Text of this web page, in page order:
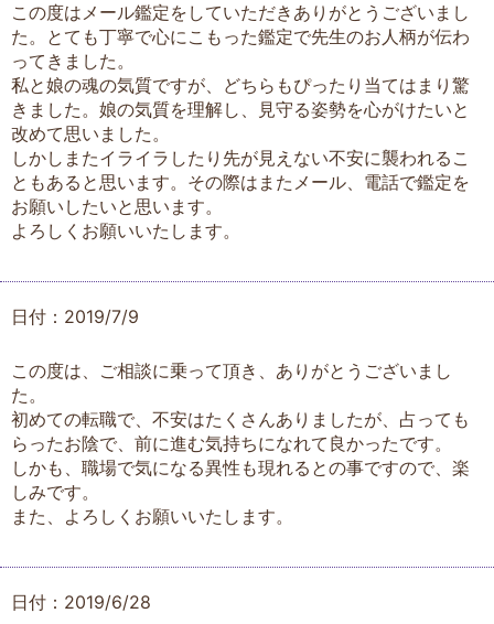
この度はメール鑑定をしていただきありがとうございまし
た。とても丁寧で心にこもった鑑定で先生のお人柄が伝わ
ってきました。
私と娘の魂の気質ですが、どちらもぴったり当てはまり驚
きました。娘の気質を理解し、見守る姿勢を心がけたいと
改めて思いました。
しかしまたイライラしたり先が見えない不安に襲われるこ
ともあると思います。その際はまたメール、電話で鑑定を
お願いしたいと思います。
よろしくお願いいたします。
日付：2019/7/9
この度は、ご相談に乗って頂き、ありがとうございまし
た。
初めての転職で、不安はたくさんありましたが、占っても
らったお陰で、前に進む気持ちになれて良かったです。
しかも、職場で気になる異性も現れるとの事ですので、楽
しみです。
また、よろしくお願いいたします。
日付：2019/6/28